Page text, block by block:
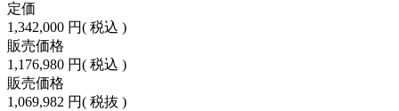
定価
1,342,000 円( 税込 )
販売価格
1,176,980 円( 税込 )
販売価格
1,069,982 円( 税抜 )